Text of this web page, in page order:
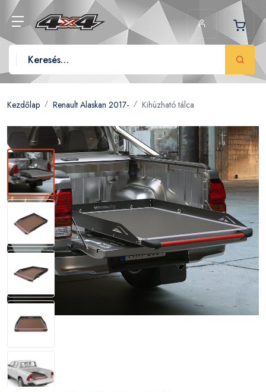
Kezdőlap Renault Alaskan 2017- Kihúzható tálca